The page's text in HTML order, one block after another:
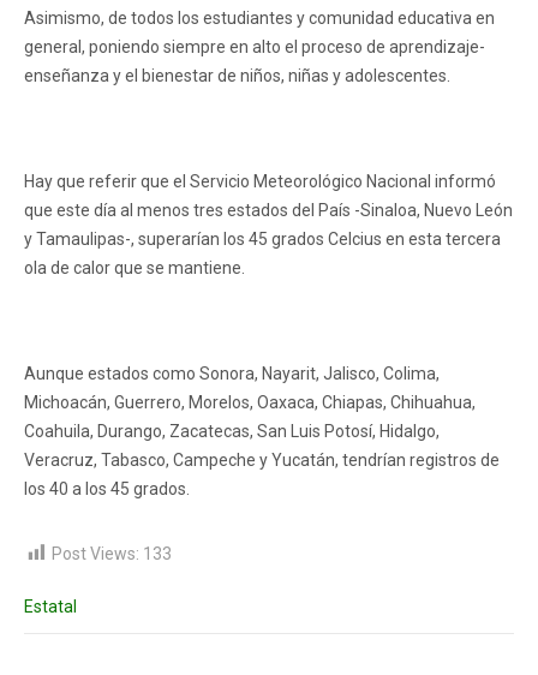
Asimismo, de todos los estudiantes y comunidad educativa en
general, poniendo siempre en alto el proceso de aprendizaje-
enseñanza y el bienestar de niños, niñas y adolescentes.
Hay que referir que el Servicio Meteorológico Nacional informó
que este día al menos tres estados del País -Sinaloa, Nuevo León
y Tamaulipas-, superarían los 45 grados Celcius en esta tercera
ola de calor que se mantiene.
Aunque estados como Sonora, Nayarit, Jalisco, Colima,
Michoacán, Guerrero, Morelos, Oaxaca, Chiapas, Chihuahua,
Coahuila, Durango, Zacatecas, San Luis Potosí, Hidalgo,
Veracruz, Tabasco, Campeche y Yucatán, tendrían registros de
los 40 a los 45 grados.
Post Views: 133
Estatal